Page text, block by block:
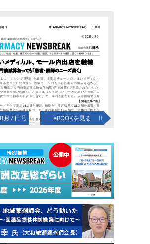
月7日号 eBOOKを見る